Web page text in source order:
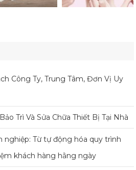
Công Ty, Trung Tâm, Đơn Vị Uy
Trì Và Sửa Chữa Thiết Bị Tại Nhà
nghiệp: Từ tự động hóa quy trình
khách hàng hằng ngày